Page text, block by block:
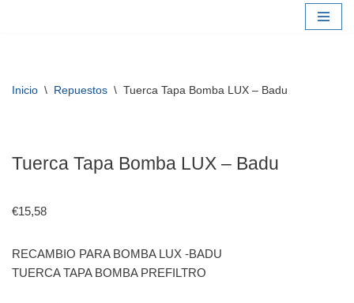
Inicio \ Repuestos \ Tuerca Tapa Bomba LUX – Badu
Tuerca Tapa Bomba LUX – Badu
€15,58
RECAMBIO PARA BOMBA LUX -BADU
TUERCA TAPA BOMBA PREFILTRO